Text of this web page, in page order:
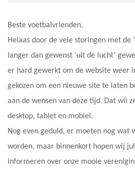
Beste voetbalvrienden,
Helaas door de vele storingen met de
langer dan gewenst ‘uit de lucht’
er hard gewerkt om de website weer
gekozen om een nieuwe site te laten
aan de wensen van deze tijd. Dat wil
desktop, tablet en mobiel.
Nog even geduld, er moeten nog wat
worden, maar binnenkort hopen wij
informeren over onze mooie